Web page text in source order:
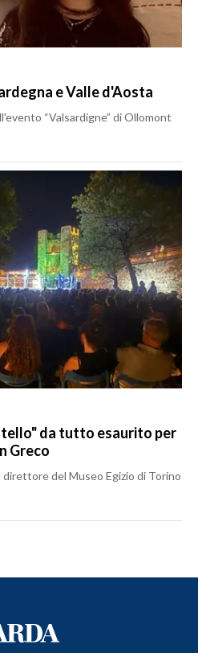
e Valle d'Aosta
“Valsardigne” di Ollomont
da tutto esaurito per
Greco
del Museo Egizio di Torino